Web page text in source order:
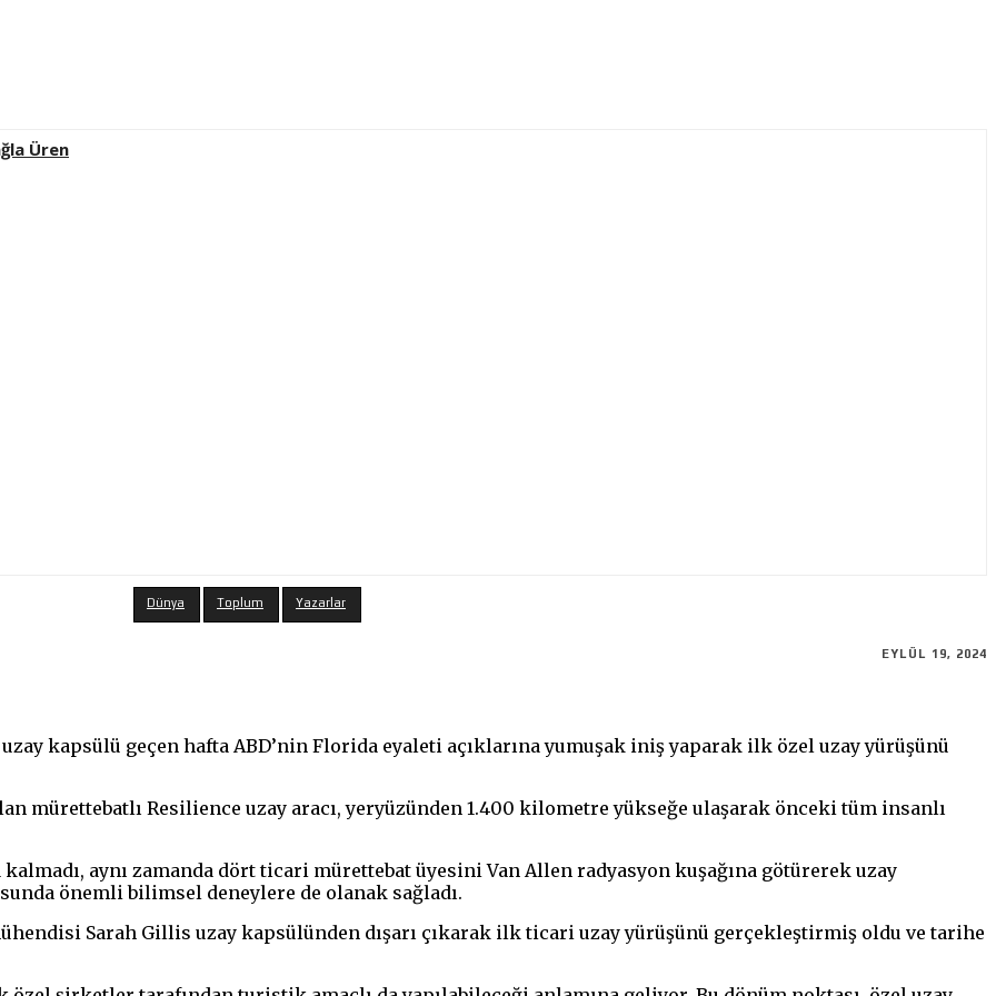
Üren
Dünya Toplum Yazarlar
EYLÜL 19, 2024
uzay kapsülü geçen hafta ABD’nin Florida eyaleti açıklarına yumuşak iniş yaparak ilk özel uzay yürüşünü
mürettebatlı Resilience uzay aracı, yeryüzünden 1.400 kilometre yükseğe ulaşarak önceki tüm insanlı
aynı zamanda dört ticari mürettebat üyesini Van Allen radyasyon kuşağına götürerek uzay
önemli bilimsel deneylere de olanak sağladı.
Sarah Gillis uzay kapsülünden dışarı çıkarak ilk ticari uzay yürüşünü gerçekleştirmiş oldu ve tarihe